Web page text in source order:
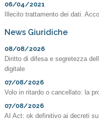
06/04/2021
Illecito trattamento dei dati.
News Giuridiche
08/08/2026
Diritto di difesa e segretezza
digitale
07/08/2026
Volo in ritardo o cancellato: la
07/08/2026
AI Act: ok definitivo ai decreti